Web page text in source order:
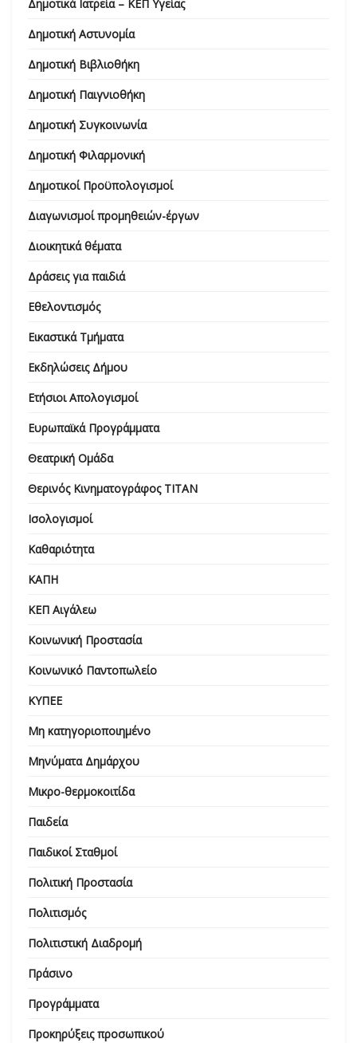
Δημοτικά Ιατρεία – ΚΕΠ Υγείας
Δημοτική Αστυνομία
Δημοτική Βιβλιοθήκη
Δημοτική Παιγνιοθήκη
Δημοτική Συγκοινωνία
Δημοτική Φιλαρμονική
Δημοτικοί Προϋπολογισμοί
Διαγωνισμοί προμηθειών-έργων
Διοικητικά θέματα
Δράσεις για παιδιά
Εθελοντισμός
Εικαστικά Τμήματα
Εκδηλώσεις Δήμου
Ετήσιοι Απολογισμοί
Ευρωπαϊκά Προγράμματα
Θεατρική Ομάδα
Θερινός Κινηματογράφος ΤΙΤΑΝ
Ισολογισμοί
Καθαριότητα
ΚΑΠΗ
ΚΕΠ Αιγάλεω
Κοινωνική Προστασία
Κοινωνικό Παντοπωλείο
ΚΥΠΕΕ
Μη κατηγοριοποιημένο
Μηνύματα Δημάρχου
Μικρο-θερμοκοιτίδα
Παιδεία
Παιδικοί Σταθμοί
Πολιτική Προστασία
Πολιτισμός
Πολιτιστική Διαδρομή
Πράσινο
Προγράμματα
Προκηρύξεις προσωπικού